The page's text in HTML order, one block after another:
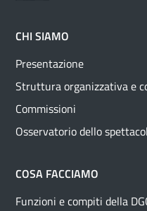
CHI SIAMO
Presentazione
Struttura organizzativa e
Commissioni
Osservatorio dello
COSA FACCIAMO
Funzioni e compiti della